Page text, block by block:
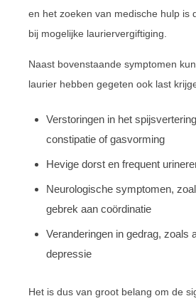
en het zoeken van medische hulp is
bij mogelijke lauriervergiftiging.
Naast bovenstaande symptomen
laurier hebben gegeten ook last
Verstoringen in het
constipatie of gasvorming
Hevige dorst en frequent
Neurologische symptomen,
gebrek aan coördinatie
Veranderingen in gedrag, zoals
depressie
Het is dus van groot belang om de